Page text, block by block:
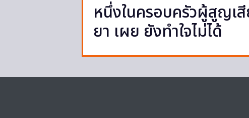
หนึ่งในครอบครัวผู้สูญเ
ยา เผย ยังทำใจไม่ได้